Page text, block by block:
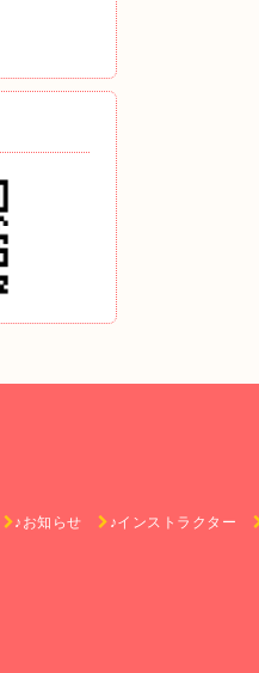
♪お知らせ ♪インストラクター